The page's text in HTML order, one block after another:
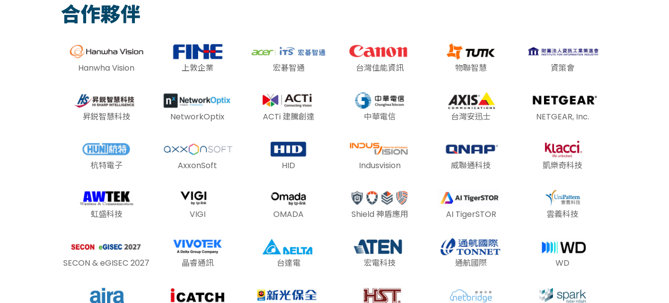
合作夥伴
Hanwha Vision 上敦企業 宏碁智通 台灣佳能資訊 物聯智慧 資策會
昇鋭智慧科技 NetworkOptix ACTi 建騰創達 中華電信 台灣安迅士 NETGEAR, Inc.
杭特電子 AxxonSoft HID Indusvision 威聯通科技 凱樂奇科技
虹盛科技 VIGI OMADA Shield 神盾應用 AI TigerSTOR 雲義科技
SECON & eGISEC 2027 晶睿通訊 台達電 宏電科技 通航國際 WD